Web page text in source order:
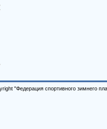
"Федерация спортивного зимнего